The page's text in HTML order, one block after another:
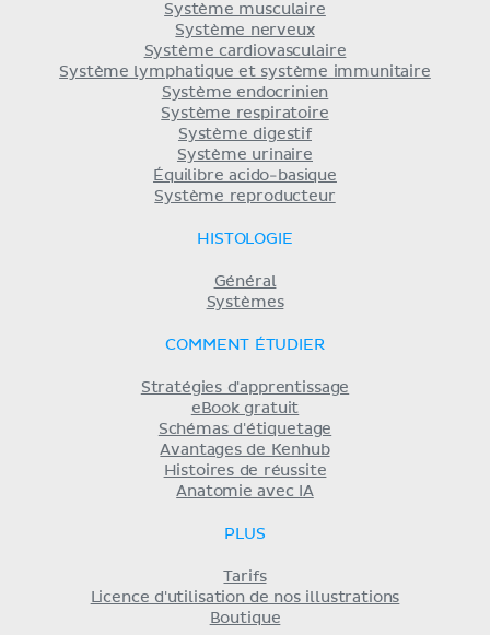
Système musculaire
Système nerveux
Système cardiovasculaire
Système lymphatique et système immunitaire
Système endocrinien
Système respiratoire
Système digestif
Système urinaire
Équilibre acido-basique
Système reproducteur
HISTOLOGIE
Général
Systèmes
COMMENT ÉTUDIER
Stratégies d'apprentissage
eBook gratuit
Schémas d'étiquetage
Avantages de Kenhub
Histoires de réussite
Anatomie avec IA
PLUS
Tarifs
Licence d'utilisation de nos illustrations
Boutique